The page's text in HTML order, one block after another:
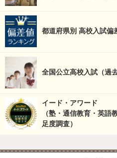
都道府県別 高校入試偏
全国公立高校入試（過
イード・アワード
（塾・通信教育・英語
足度調査）